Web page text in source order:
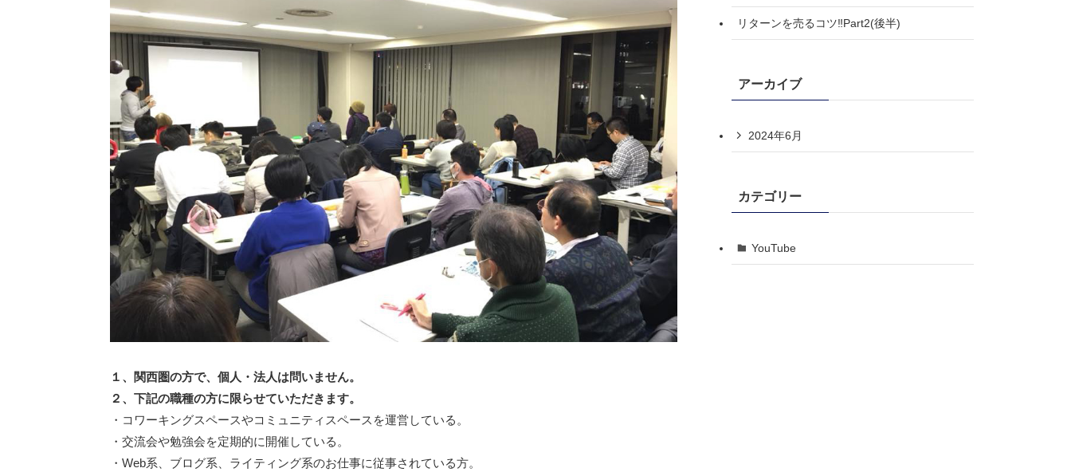
１、関西圏の方で、個人・法人は問いません。
２、下記の職種の方に限らせていただきます。
・コワーキングスペースやコミュニティスペースを運営している。
・交流会や勉強会を定期的に開催している。
・Web系、ブログ系、ライティング系のお仕事に従事されている方。
リターンを売るコツ‼️Part2(後半)
アーカイブ
2024年6月
カテゴリー
YouTube